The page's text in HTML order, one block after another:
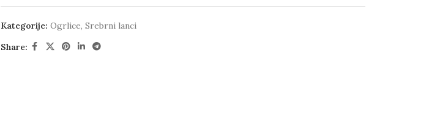
Kategorije: Ogrlice, Srebrni lanci
Share: